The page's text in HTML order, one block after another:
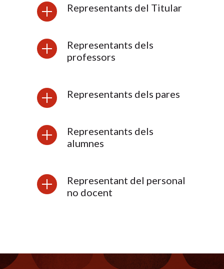
Representants del Titular
Representants dels
professors
Representants dels pares
Representants dels
alumnes
Representant del personal
no docent